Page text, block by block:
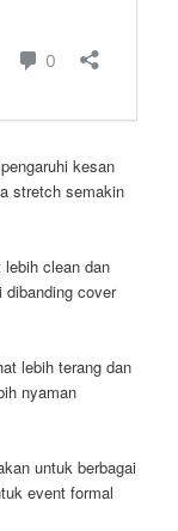
kesan
stretch semakin
clean dan
dibanding cover
lebih terang dan
nyaman
untuk berbagai
event formal